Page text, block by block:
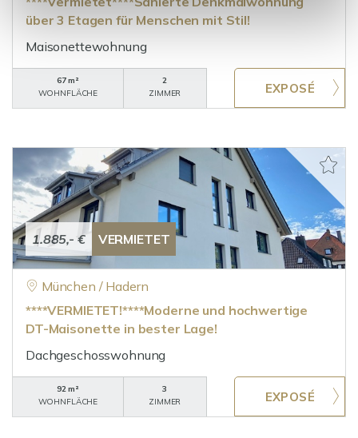
über 3 Etagen für Menschen mit Stil!
Maisonettewohnung
67 m²
WOHNFLÄCHE
2
ZIMMER
1.885,- € VERMIETET
München / Hadern
****VERMIETET!****Moderne und hochwertige
DT-Maisonette in bester Lage!
Dachgeschosswohnung
92 m²
WOHNFLÄCHE
3
ZIMMER